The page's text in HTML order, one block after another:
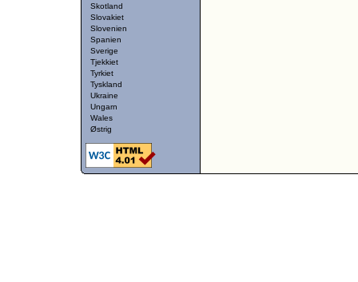
Skotland
Slovakiet
Slovenien
Spanien
Sverige
Tjekkiet
Tyrkiet
Tyskland
Ukraine
Ungarn
Wales
Østrig